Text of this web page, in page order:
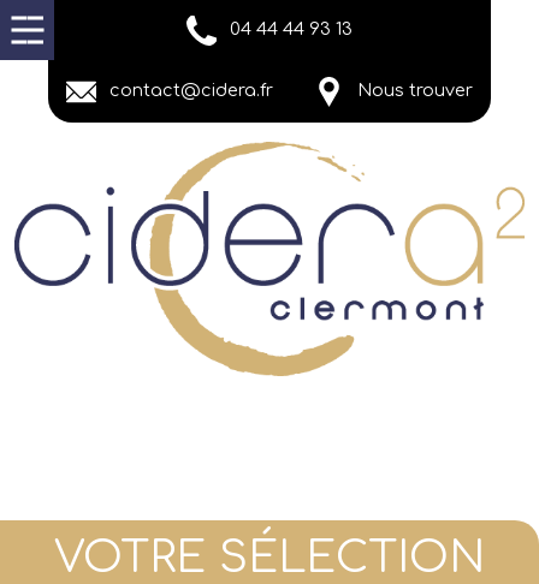
04 44 44 93 13
contact@cidera.fr Nous trouver
VOTRE SÉLECTION